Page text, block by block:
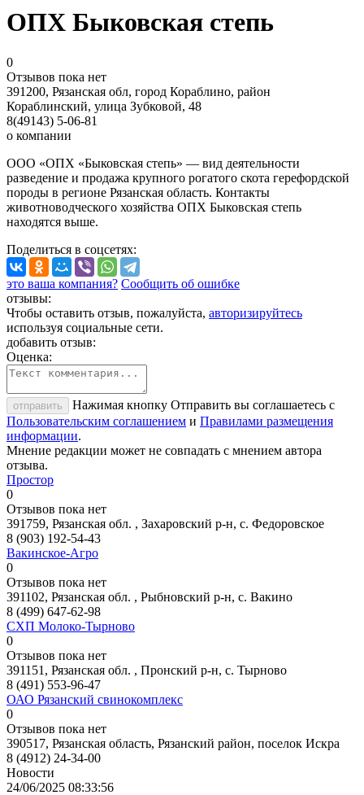
ОПХ Быковская степь
0
Отзывов пока нет
391200, Рязанская обл, город Кораблино, район
Кораблинский, улица Зубковой, 48
8(49143) 5-06-81
о компании
ООО «ОПХ «Быковская степь» — вид деятельности
разведение и продажа крупного рогатого скота герефордской
породы в регионе Рязанская область. Контакты
животноводческого хозяйства ОПХ Быковская степь
находятся выше.
Поделиться в соцсетях:
это ваша компания? Сообщить об ошибке
отзывы:
Чтобы оставить отзыв, пожалуйста, авторизируйтесь
используя социальные сети.
добавить отзыв:
Оценка:
отправить
Нажимая кнопку Отправить вы соглашаетесь с
Пользовательским соглашением и Правилами размещения
информации.
Мнение редакции может не совпадать с мнением автора
отзыва.
Простор
0
Отзывов пока нет
391759, Рязанская обл. , Захаровский р-н, с. Федоровское
8 (903) 192-54-43
Вакинское-Агро
0
Отзывов пока нет
391102, Рязанская обл. , Рыбновский р-н, с. Вакино
8 (499) 647-62-98
СХП Молоко-Тырново
0
Отзывов пока нет
391151, Рязанская обл. , Пронский р-н, с. Тырново
8 (491) 553-96-47
ОАО Рязанский свинокомплекс
0
Отзывов пока нет
390517, Рязанская область, Рязанский район, поселок Искра
8 (4912) 24-34-00
Новости
24/06/2025 08:33:56